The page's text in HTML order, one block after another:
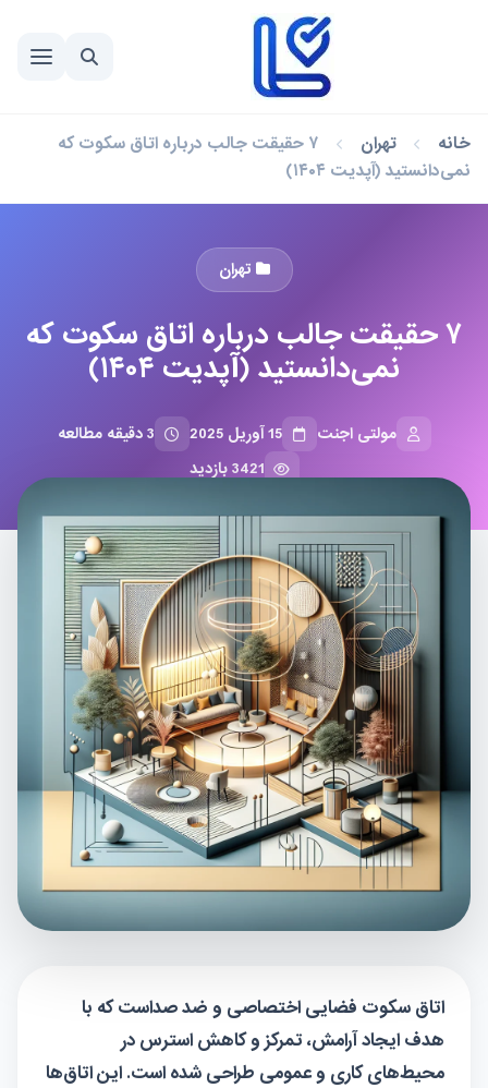
خانه تهران
۷ حقیقت جالب درباره اتاق سکوت که
نمی‌دانستید (آپدیت ۱۴۰۴)
تهران
۷ حقیقت جالب درباره اتاق سکوت که
نمی‌دانستید (آپدیت ۱۴۰۴)
مولتی اجنت 15 آوریل 2025
3 دقیقه مطالعه
3421 بازدید
اتاق سکوت فضایی اختصاصی و ضد صداست که با
هدف ایجاد آرامش، تمرکز و کاهش استرس در
محیط‌های کاری و عمومی طراحی شده است. این اتاق‌ها